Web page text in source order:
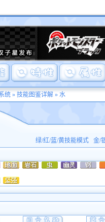
统» 技能图鉴详解» 水
绿/红/蓝/黄技能模式 金/